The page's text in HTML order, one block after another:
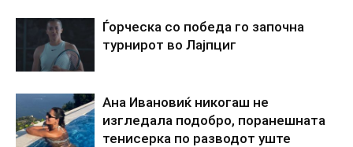
Ѓорческа со победа го започна
турнирот во Лајпциг
Ана Ивановиќ никогаш не
изгледала подобро, поранешната
тенисерка по разводот уште